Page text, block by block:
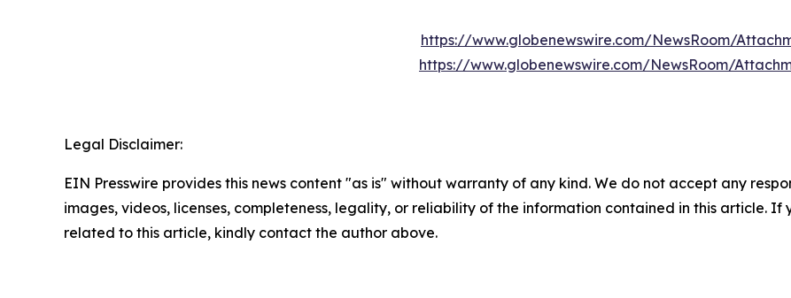
https://www.globenewswire.com/NewsRoom/
https://www.globenewswire.com/NewsRoom/
Legal Disclaimer:
EIN Presswire provides this news content "as is" without warranty of any kind. We do not accept any
images, videos, licenses, completeness, legality, or reliability of the information contained in this article. If
related to this article, kindly contact the author above.